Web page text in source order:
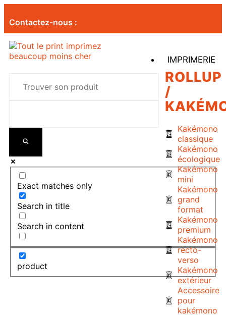
Contactez-nous :
IMPRIMERIE
ROLLUP
/
Kakémono
classique
Kakémono
écologique
Kakémono
mini
Kakémono
grand
format
Kakémono
premium
Kakémono
recto-
verso
Kakémono
extérieur
Accessoire
pour
kakémono
Exact matches only
Search in title
Search in content
product